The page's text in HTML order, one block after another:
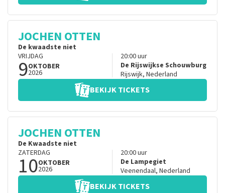
JOCHEN OTTEN
De kwaadste niet
VRIJDAG
9OKTOBER
2026
20:00uur
De Rijswijkse Schouwburg
Rijswijk, Nederland
BEKIJK TICKETS
JOCHEN OTTEN
De Kwaadste niet
ZATERDAG
10OKTOBER
2026
20:00uur
De Lampegiet
Veenendaal, Nederland
BEKIJK TICKETS